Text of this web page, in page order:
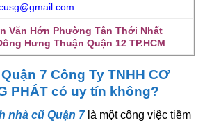
Văn Hớn Phường Tân Thới Nhất
Hưng Thuận Quận 12 TP.HCM
7 Công Ty TNHH CƠ
PHÁT có uy tín không?
nhà cũ Quận 7 là một công việc tiềm